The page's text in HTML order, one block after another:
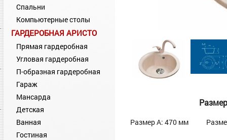
Спальни
Компьютерные столы
ГАРДЕРОБНАЯ АРИСТО
Прямая гардеробная
Угловая гардеробная
П-образная гардеробная
Гараж
Мансарда
Детская
Ванная
Гостиная
Размер А: 470 мм